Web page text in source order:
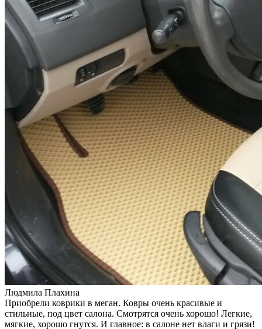
Людмила Плахина
Приобрели коврики в меган. Ковры очень красивые и
стильные, под цвет салона. Смотрятся очень хорошо! Легкие,
мягкие, хорошо гнутся. И главное: в салоне нет влаги и грязи!